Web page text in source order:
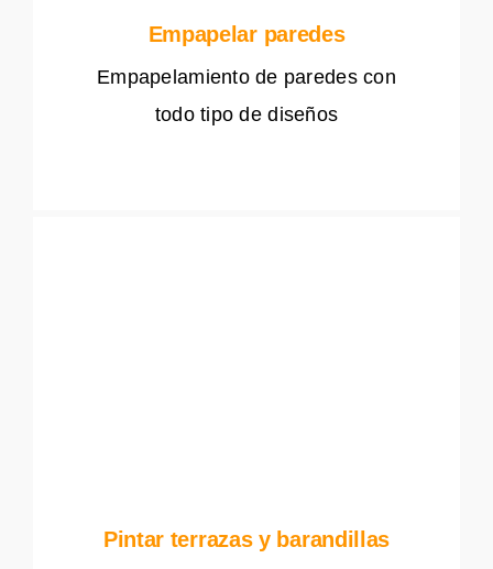
Empapelar paredes
Empapelamiento de paredes con
todo tipo de diseños
Pintar terrazas y barandillas